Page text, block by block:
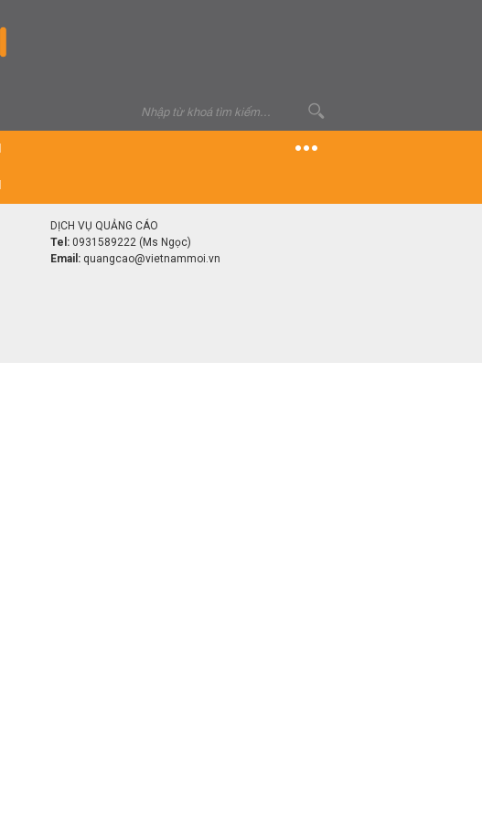
DỊCH VỤ QUẢNG CÁO
Tel: 0931589222 (Ms Ngọc)
Email: quangcao@vietnammoi.vn